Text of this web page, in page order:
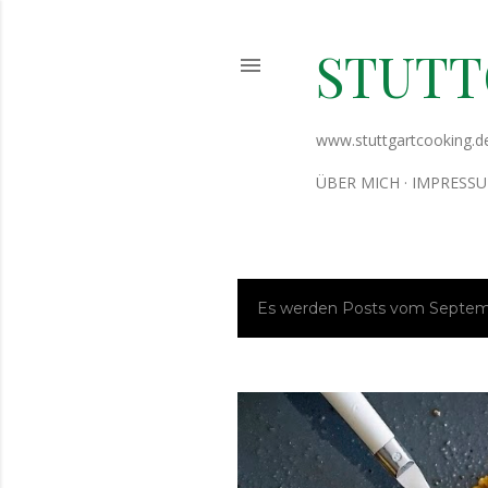
ÜBER MICH
P
t
Es werden Posts vom